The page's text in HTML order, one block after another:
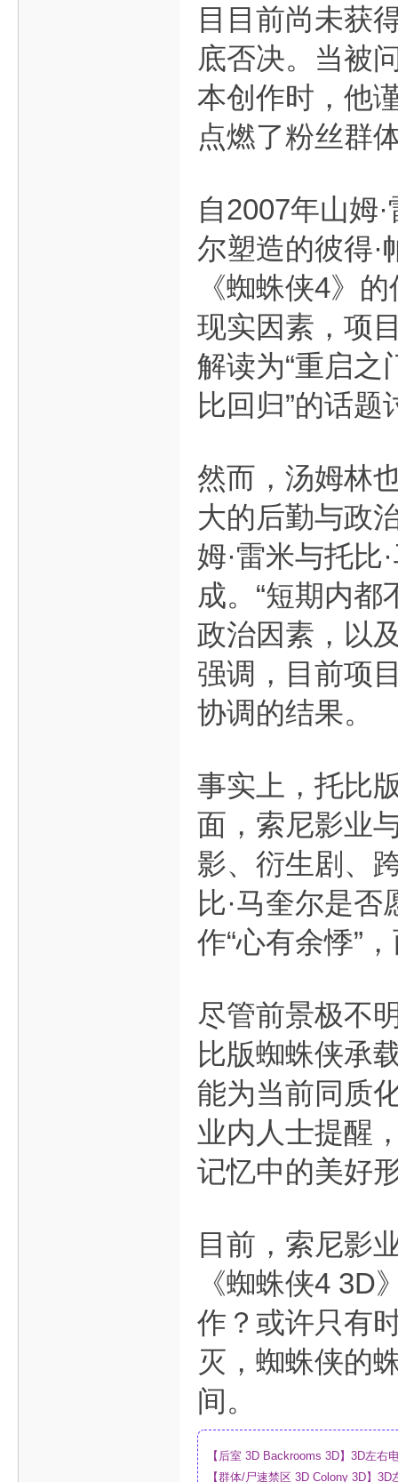
目目前尚未获
底否决。当被
本创作时，他
点燃了粉丝群
自2007年山姆
尔塑造的彼得
《蜘蛛侠4》
现实因素，项
解读为“重启之
比回归”的话
然而，汤姆林
大的后勤与政
姆·雷米与托比
成。“短期内
政治因素，以
强调，目前项
协调的结果。
事实上，托比
面，索尼影业
影、衍生剧、
比·马奎尔是
作“心有余悸”
尽管前景极不
比版蜘蛛侠承
能为当前同质
业内人士提醒
记忆中的美好
目前，索尼影
《蜘蛛侠4
作？或许只有
灭，蜘蛛侠的
间。
【后室 3D Backrooms 3D】3D左右
【群体/尸速禁区 3D Colony 3D】